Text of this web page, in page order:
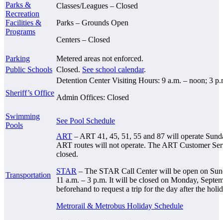
Parks &
Recreation
Facilities &
Programs
Classes/Leagues – Closed
Parks – Grounds Open
Centers – Closed
Parking
Metered areas not enforced.
Public Schools Closed. See school calendar.
Sheriff’s Office
Detention Center Visiting Hours: 9 a.m. – noon; 3
Admin Offices: Closed
Swimming
Pools
See Pool Schedule
Transportation
ART – ART 41, 45, 51, 55 and 87 will operate
ART routes will not operate. The ART Customer
closed.
STAR – The STAR Call Center will be open on
11 a.m. – 3 p.m. It will be closed on Monday,
beforehand to request a trip for the day after the
Metrorail & Metrobus Holiday Schedule